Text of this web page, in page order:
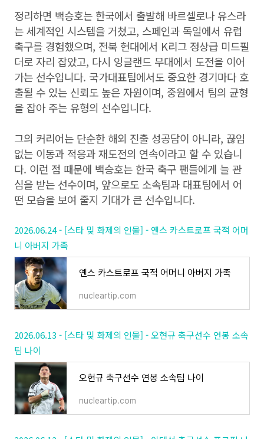
정리하면 백승호는 한국에서 출발해 바르셀로나 유스라
는 세계적인 시스템을 거쳤고, 스페인과 독일에서 유럽
축구를 경험했으며, 전북 현대에서 K리그 정상급 미드필
더로 자리 잡았고, 다시 잉글랜드 무대에서 도전을 이어
가는 선수입니다. 국가대표팀에서도 중요한 경기마다 호
출될 수 있는 신뢰도 높은 자원이며, 중원에서 팀의 균형
을 잡아 주는 유형의 선수입니다.
그의 커리어는 단순한 해외 진출 성공담이 아니라, 끊임
없는 이동과 적응과 재도전의 연속이라고 할 수 있습니
다. 이런 점 때문에 백승호는 한국 축구 팬들에게 늘 관
심을 받는 선수이며, 앞으로도 소속팀과 대표팀에서 어
떤 모습을 보여 줄지 기대가 큰 선수입니다.
2026.06.24 - [스타 및 화제의 인물] - 옌스 카스트로프 국적 어머
니 아버지 가족
옌스 카스트로프 국적 어머니 아버지 가족
nucleartip.com
2026.06.13 - [스타 및 화제의 인물] - 오현규 축구선수 연봉 소속
팀 나이
오현규 축구선수 연봉 소속팀 나이
nucleartip.com